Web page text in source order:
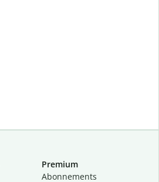
Premium
Abon­ne­ments